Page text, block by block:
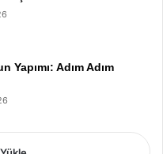
Yapımı: Adım Adım